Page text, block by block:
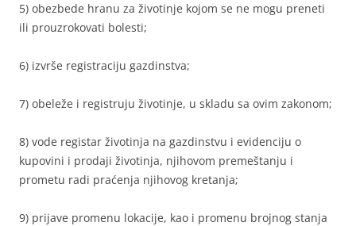
5) obezbede hranu za životinje kojom se ne mogu preneti
ili prouzrokovati bolesti;
6) izvrše registraciju gazdinstva;
7) obeleže i registruju životinje, u skladu sa ovim zakonom;
8) vode registar životinja na gazdinstvu i evidenciju o
kupovini i prodaji životinja, njihovom premeštanju i
prometu radi praćenja njihovog kretanja;
9) prijave promenu lokacije, kao i promenu brojnog stanja